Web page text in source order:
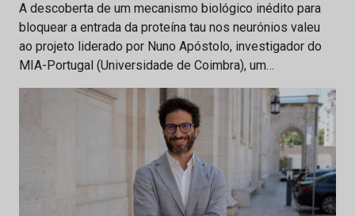
A descoberta de um mecanismo biológico inédito para
bloquear a entrada da proteína tau nos neurónios valeu
ao projeto liderado por Nuno Apóstolo, investigador do
MIA-Portugal (Universidade de Coimbra), um…